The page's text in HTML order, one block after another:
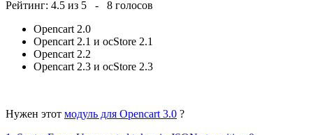
Рейтинг: 4.5 из 5 - 8 голосов
Opencart 2.0
Opencart 2.1 и ocStore 2.1
Opencart 2.2
Opencart 2.3 и ocStore 2.3
Нужен этот модуль для Opencart 3.0 ?